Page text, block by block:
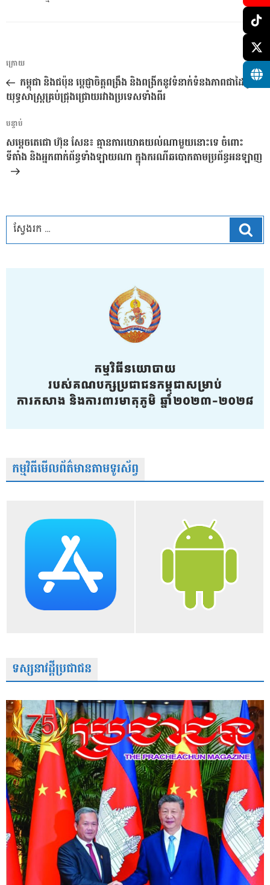
ការ​
នាំទិស​
ប្រកាស
អត្ថបទ
មុន
ក្រោយ
កម្ពុជា និងជប៉ុន ប្តេជ្ញាចិត្តពង្រឹង និងពង្រីកនូវទំនាក់ទំនងភាពជាដៃគូ
យុទ្ធសាស្ត្រគ្រប់ជ្រុងជ្រោយរវាងប្រទេសទាំងពីរ
អត្ថបទ
បន្ទាប់
បន្ទាប់
សម្តេចតេជោ ហ៊ុន សែន៖ គ្មានការយោគយល់ណាមួយនោះទេ ចំពោះ
ទីតាំង និងអ្នកពាក់ព័ន្ធទាំងឡាយណា ក្នុងករណីឆបោកតាមប្រព័ន្ធអនឡាញ
កម្មវិធីមើលព័ត៌មានតាមទូរស័ព្វ
ទស្សនាវដ្តីប្រជាជន